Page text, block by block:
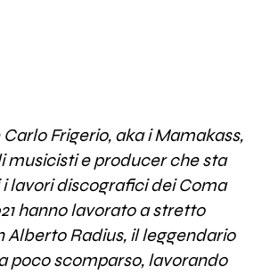
Frigerio, aka i Mamakass,
musicisti e producer che sta
lavori discografici dei Coma
hanno lavorato a stretto
Radius, il leggendario
poco scomparso, lavorando